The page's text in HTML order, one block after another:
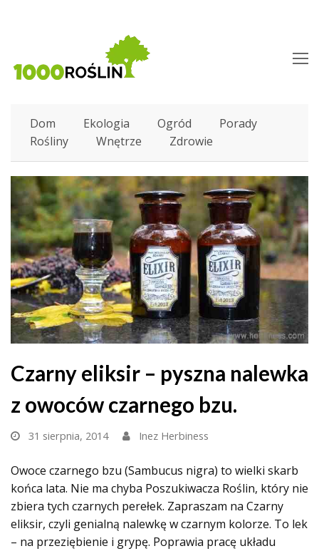
Dom Ekologia Ogród
Porady
Rośliny
Wnętrze Zdrowie
Czarny eliksir – pyszna nalewka
z owoców czarnego bzu.
31 sierpnia, 2014 Inez Herbiness
Owoce czarnego bzu (Sambucus nigra) to wielki skarb
końca lata. Nie ma chyba Poszukiwacza Roślin, który nie
zbiera tych czarnych perełek. Zapraszam na Czarny
eliksir, czyli genialną nalewkę w czarnym kolorze. To lek
– na przeziębienie i grypę. Poprawia pracę układu